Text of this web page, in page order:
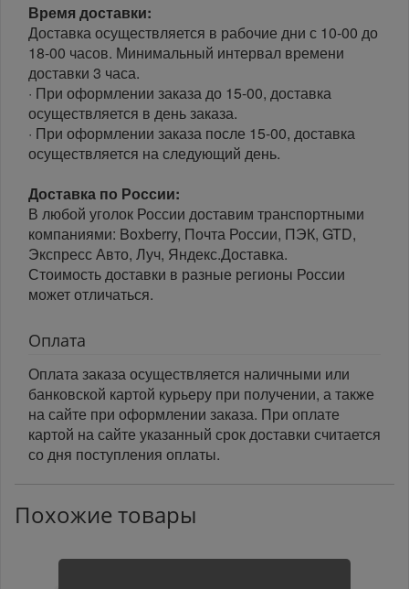
Время доставки:
Доставка осуществляется в рабочие дни с 10-00 до
18-00 часов. Минимальный интервал времени
доставки 3 часа.
· При оформлении заказа до 15-00, доставка
осуществляется в день заказа.
· При оформлении заказа после 15-00, доставка
осуществляется на следующий день.
Доставка по России:
В любой уголок России доставим транспортными
компаниями: Boxberry, Почта России, ПЭК, GTD,
Экспресс Авто, Луч, Яндекс.Доставка.
Стоимость доставки в разные регионы России
может отличаться.
Оплата
Оплата заказа осуществляется наличными или
банковской картой курьеру при получении, а также
на сайте при оформлении заказа. При оплате
картой на сайте указанный срок доставки считается
со дня поступления оплаты.
Похожие товары